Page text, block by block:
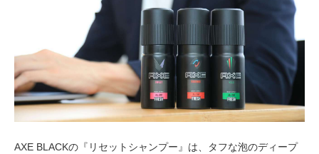
AXE BLACKの『リセットシャンプー』は、タフな泡のディープ